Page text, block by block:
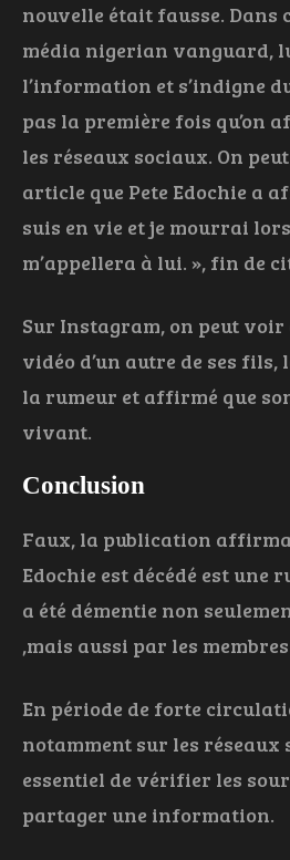
nouvelle était fausse. Dans
média nigerian vanguard,
l’information et s’indigne
pas la première fois qu’on
les réseaux sociaux. On
article que Pete Edochie a
suis en vie et je mourrai
m’appellera à lui. », fin de
Sur Instagram, on peut voir
vidéo d’un autre de ses fils,
la rumeur et affirmé que
vivant.
Conclusion
Faux, la publication
Edochie est décédé est une
a été démentie non
,mais aussi par les
En période de forte
notamment sur les réseaux
essentiel de vérifier les
partager une information.